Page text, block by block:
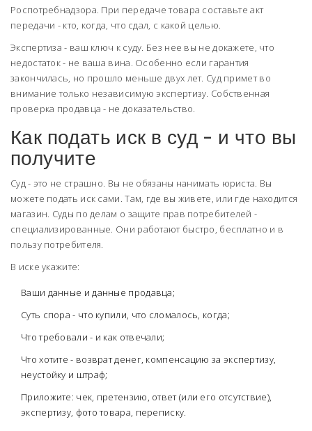
Роспотребнадзора. При передаче товара составьте акт
передачи - кто, когда, что сдал, с какой целью.
Экспертиза - ваш ключ к суду. Без нее вы не докажете, что
недостаток - не ваша вина. Особенно если гарантия
закончилась, но прошло меньше двух лет. Суд примет во
внимание только независимую экспертизу. Собственная
проверка продавца - не доказательство.
Как подать иск в суд - и что вы
получите
Суд - это не страшно. Вы не обязаны нанимать юриста. Вы
можете подать иск сами. Там, где вы живете, или где находится
магазин. Суды по делам о защите прав потребителей -
специализированные. Они работают быстро, бесплатно и в
пользу потребителя.
В иске укажите:
Ваши данные и данные продавца;
Суть спора - что купили, что сломалось, когда;
Что требовали - и как отвечали;
Что хотите - возврат денег, компенсацию за экспертизу,
неустойку и штраф;
Приложите: чек, претензию, ответ (или его отсутствие),
экспертизу, фото товара, переписку.